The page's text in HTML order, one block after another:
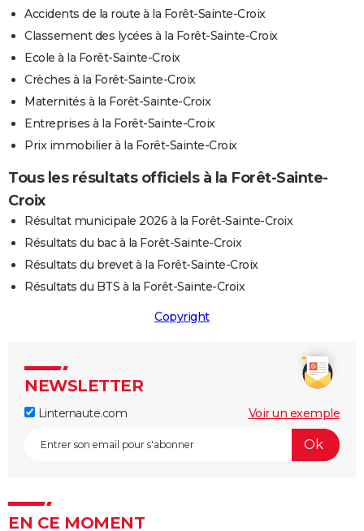
Accidents de la route à la Forêt-Sainte-Croix
Classement des lycées à la Forêt-Sainte-Croix
Ecole à la Forêt-Sainte-Croix
Crèches à la Forêt-Sainte-Croix
Maternités à la Forêt-Sainte-Croix
Entreprises à la Forêt-Sainte-Croix
Prix immobilier à la Forêt-Sainte-Croix
Tous les résultats officiels à la Forêt-Sainte-
Croix
Résultat municipale 2026 à la Forêt-Sainte-Croix
Résultats du bac à la Forêt-Sainte-Croix
Résultats du brevet à la Forêt-Sainte-Croix
Résultats du BTS à la Forêt-Sainte-Croix
Copyright
NEWSLETTER
Linternaute.com Voir un exemple
EN CE MOMENT